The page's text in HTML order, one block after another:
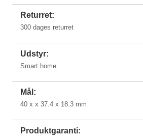
Returret:
300 dages returret
Udstyr:
Smart home
Mål:
40 x x 37.4 x 18.3 mm
Produktgaranti: